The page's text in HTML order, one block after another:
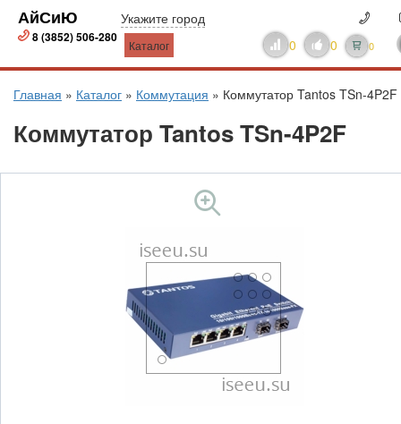
АйСиЮ
8 (3852) 506-280
Укажите город
Каталог 0 0 0
Главная » Каталог » Коммутация » Коммутатор Tantos TSn-4P2F
Коммутатор Tantos TSn-4P2F